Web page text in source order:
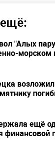
"Алых
морском
ещё